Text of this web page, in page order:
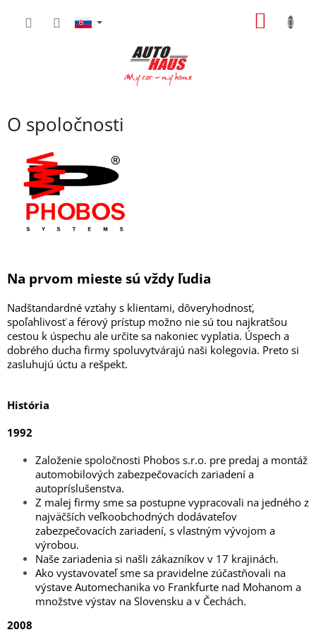
O spoločnosti
Na prvom mieste sú vždy ľudia
Nadštandardné vzťahy s klientami, dôveryhodnosť,
spoľahlivosť a férový prístup možno nie sú tou najkratšou
cestou k úspechu ale určite sa nakoniec vyplatia. Úspech a
dobrého ducha firmy spoluvytvárajú naši kolegovia. Preto si
zasluhujú úctu a rešpekt.
História
1992
Založenie spoločnosti Phobos s.r.o. pre predaj a montáž
automobilových zabezpečovacích zariadení a
autopríslušenstva.
Z malej firmy sme sa postupne vypracovali na jedného z
najväčších veľkoobchodných dodávateľov
zabezpečovacích zariadení, s vlastným vývojom a
výrobou.
Naše zariadenia si našli zákazníkov v 17 krajinách.
Ako vystavovateľ sme sa pravidelne zúčastňovali na
výstave Automechanika vo Frankfurte nad Mohanom a
množstve výstav na Slovensku a v Čechách.
2008